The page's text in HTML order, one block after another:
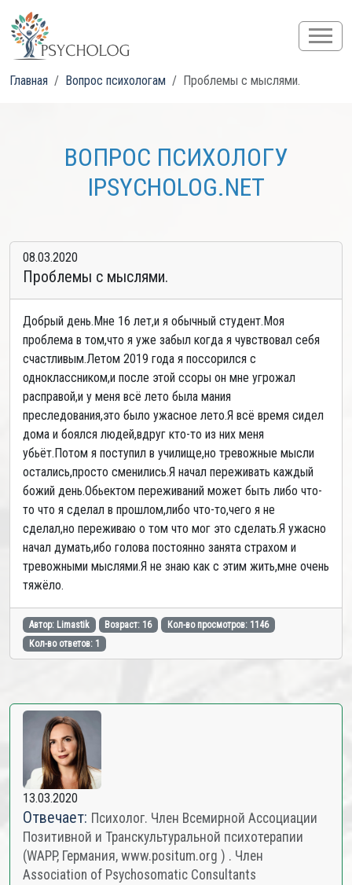
Главная Вопрос психологам Проблемы с мыслями.
ВОПРОС ПСИХОЛОГУ
IPSYCHOLOG.NET
08.03.2020
Проблемы с мыслями.
Добрый день.Мне 16 лет,и я обычный студент.Моя
проблема в том,что я уже забыл когда я чувствовал себя
счастливым.Летом 2019 года я поссорился с
одноклассником,и после этой ссоры он мне угрожал
расправой,и у меня всё лето была мания
преследования,это было ужасное лето.Я всё время сидел
дома и боялся людей,вдруг кто-то из них меня
убьёт.Потом я поступил в училище,но тревожные мысли
остались,просто сменились.Я начал переживать каждый
божий день.Обьектом переживаний может быть либо что-
то что я сделал в прошлом,либо что-то,чего я не
сделал,но переживаю о том что мог это сделать.Я ужасно
начал думать,ибо голова постоянно занята страхом и
тревожными мыслями.Я не знаю как с этим жить,мне очень
тяжёло.
Автор: Limastik Возраст: 16
Кол-во просмотров: 1146
Кол-во ответов: 1
13.03.2020
Отвечает: Психолог. Член Всемирной Ассоциации
Позитивной и Транскультуральной психотерапии
(WAPP, Германия, www.positum.org ) . Член
Association of Psychosomatic Consultants